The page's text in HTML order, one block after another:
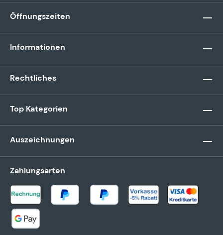
Öffnungszeiten
Informationen
Rechtliches
Top Kategorien
Auszeichnungen
Zahlungsarten